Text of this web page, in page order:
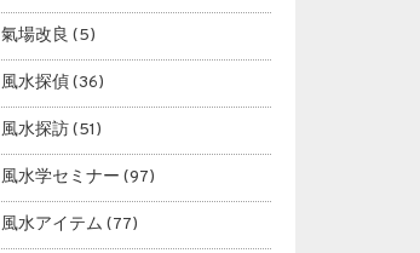
氣場改良 (5)
風水探偵(36)
風水探訪(51)
風水学セミナー (97)
風水アイテム (77)